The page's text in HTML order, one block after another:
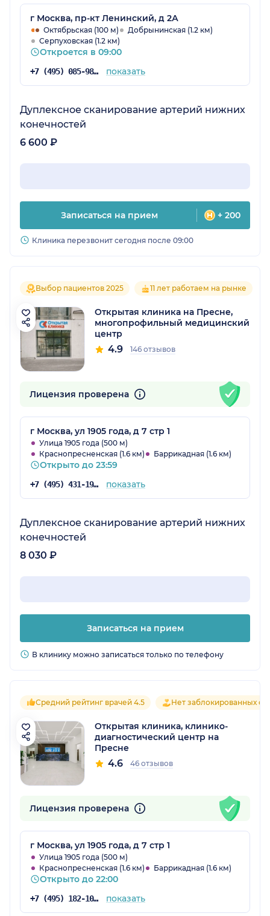
г Москва, пр-кт Ленинский, д 2А
Октябрьская (100 м)
Добрынинская (1.2 км)
Серпуховская (1.2 км)
Откроется в 09:00
+7 (495) 085-98-16 показать
Дуплексное сканирование артерий нижних
конечностей
6 600 ₽
Записаться на прием + 200
Клиника перезвонит сегодня после 09:00
Выбор пациентов 2025 11 лет работаем на рынке
Открытая клиника на Пресне,
многопрофильный медицинский
центр
4.9 146 отзывов
Лицензия проверена
г Москва, ул 1905 года, д 7 стр 1
Улица 1905 года (500 м)
Краснопресненская (1.6 км)
Баррикадная (1.6 км)
Открыто до 23:59
+7 (495) 431-19-94 показать
Дуплексное сканирование артерий нижних
конечностей
8 030 ₽
Записаться на прием
В клинику можно записаться только по телефону
Средний рейтинг врачей 4.5 Нет заблокированных
Открытая клиника, клинико-
диагностический центр на
Пресне
4.6 46 отзывов
Лицензия проверена
г Москва, ул 1905 года, д 7 стр 1
Улица 1905 года (500 м)
Краснопресненская (1.6 км)
Баррикадная (1.6 км)
Открыто до 22:00
+7 (495) 182-10-31 показать